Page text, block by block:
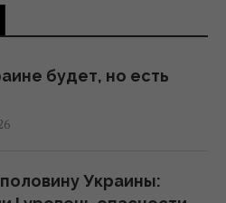
будет, но есть
Украины: